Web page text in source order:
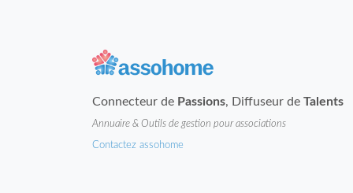
Connecteur de Passions, Diffuseur de Talents
Annuaire & Outils de gestion pour associations
Contactez assohome